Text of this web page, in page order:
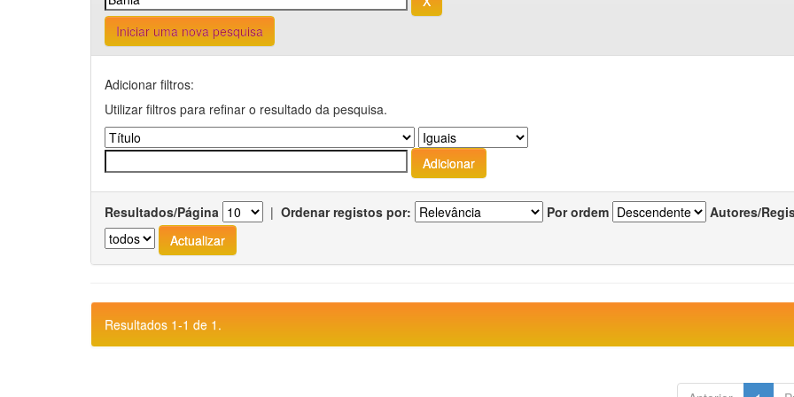
Iniciar uma nova pesquisa
Adicionar filtros:
Utilizar filtros para refinar o resultado da pesquisa.
Resultados/Página | Ordenar registos por: Por ordem Autores/
Resultados 1-1 de 1.